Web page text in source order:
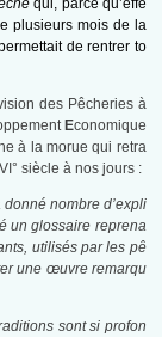
qui, parce qu’effe
plusieurs mois de la
de rentrer to
des Pêcheries à
Economique
à la morue qui retra
siècle à nos jours :
donné nombre d’expli
un glossaire reprena
utilisés par les pê
une œuvre remarqu
sont si profon